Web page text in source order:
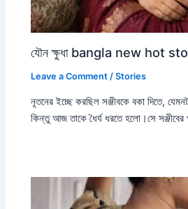
যৌন ক্ষুধা bangla new hot
Leave a Comment /Stories
নূতনের ইচ্ছে করছিল সঞ্জীবকে বকা দিতে,
কিন্তু আজ তাকে ধৈর্য ধরতে হলো।সে